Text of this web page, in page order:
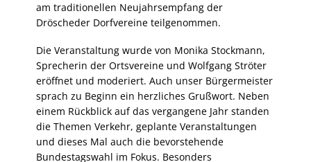
am traditionellen Neujahrsempfang der
Dröscheder Dorfvereine teilgenommen.
Die Veranstaltung wurde von Monika Stockmann,
Sprecherin der Ortsvereine und Wolfgang Ströter
eröffnet und moderiert. Auch unser Bürgermeister
sprach zu Beginn ein herzliches Grußwort. Neben
einem Rückblick auf das vergangene Jahr standen
die Themen Verkehr, geplante Veranstaltungen
und dieses Mal auch die bevorstehende
Bundestagswahl im Fokus. Besonders